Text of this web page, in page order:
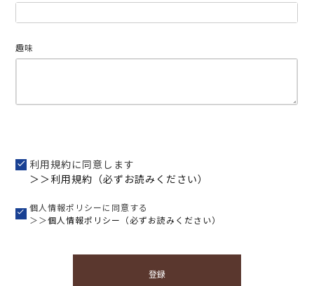
須)
趣味
利用規約に同意します
＞＞利用規約（必ずお読みください）
個人情報ポリシーに同意する
＞＞個人情報ポリシー（必ずお読みください）
登録